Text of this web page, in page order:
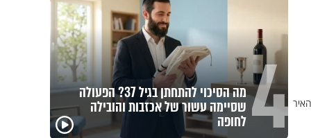
4 מה הסיכוי להתחתן בגיל 37? הפעולה
שסיימה עשור של אכזבות והובילה
לחופה
באיזה ארץ לומדים יותר